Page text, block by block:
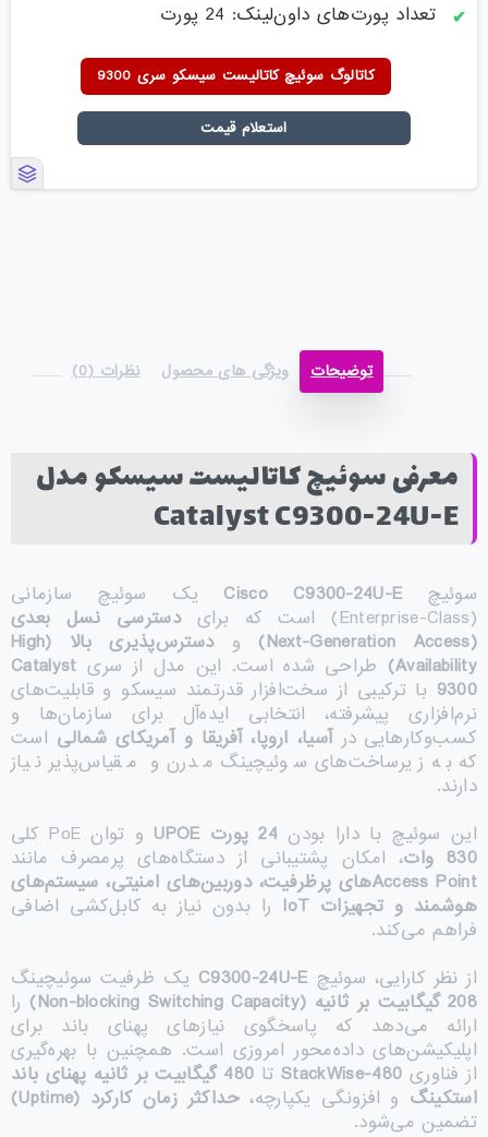
تعداد پورت‌های داون‌لینک: 24 پورت
کاتالوگ سوئیچ کاتالیست سیسکو سری 9300
استعلام قیمت
توضیحات ویژگی های محصول نظرات (0)
معرفی سوئیچ کاتالیست سیسکو مدل
Catalyst C9300-24U-E
سوئیچCisco C9300-24U-E یک سوئیچ سازمانی
(Enterprise-Class) است که برای
دسترسی نسل بعدی
(Next-Generation Access)
ودسترس‌پذیری بالا
(High
Availability)
طراحی شده است. این مدل از سری Catalyst
9300 با ترکیبی از سخت‌افزار قدرتمند سیسکو و قابلیت‌های
نرم‌افزاری پیشرفته، انتخابی ایده‌آل برای سازمان‌ها و
کسب‌وکارهایی درآسیا، اروپا، آفریقا و آمریکای شمالی است
که به زیرساخت‌های سوئیچینگ مدرن و مقیاس‌پذیر نیاز
دارند.
این سوئیچ با دارا بودن 24 پورت UPOE
و توان PoE کلی
830 وات، امکان پشتیبانی از دستگاه‌های پرمصرف مانند
Access Pointهای پرظرفیت، دوربین‌های امنیتی، سیستم‌های
هوشمند و تجهیزات
را بدون نیاز به کابل‌کشی اضافی
فراهم می‌کند.
از نظر کارایی، سوئیچC9300-24U-E یک ظرفیت سوئیچینگ
208 گیگابیت بر ثانیه (Non-blocking Switching Capacity)
را
ارائه می‌دهد که پاسخگوی نیازهای پهنای باند برای
اپلیکیشن‌های داده‌محور امروزی است. همچنین با بهره‌گیری
از فناوری StackWise-480تا 480 گیگابیت بر ثانیه پهنای باند
استکینگ و افزونگی یکپارچه، حداکثر زمان کارکرد (Uptime)
تضمین می‌شود.